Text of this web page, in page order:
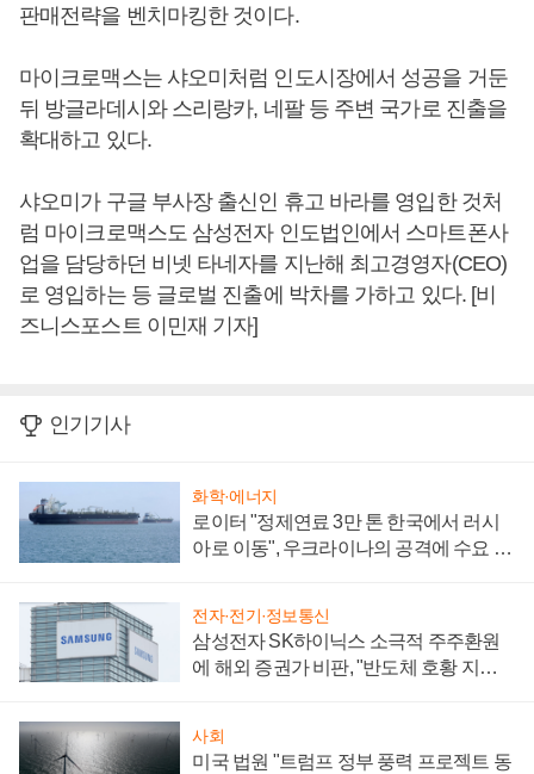
판매전략을 벤치마킹한 것이다.
마이크로맥스는 샤오미처럼 인도시장에서 성공을 거둔
뒤 방글라데시와 스리랑카, 네팔 등 주변 국가로 진출을
확대하고 있다.
샤오미가 구글 부사장 출신인 휴고 바라를 영입한 것처
럼 마이크로맥스도 삼성전자 인도법인에서 스마트폰사
업을 담당하던 비넷 타네자를 지난해 최고경영자(CEO)
로 영입하는 등 글로벌 진출에 박차를 가하고 있다. [비
즈니스포스트 이민재 기자]
인기기사
화학·에너지
로이터 "정제연료 3만 톤 한국에서 러시
아로 이동", 우크라이나의 공격에 수요 늘
전자·전기·정보통신
삼성전자 SK하이닉스 소극적 주주환원
에 해외 증권가 비판, "반도체 호황 지속
사회
미국 법원 "트럼프 정부 풍력 프로젝트 동